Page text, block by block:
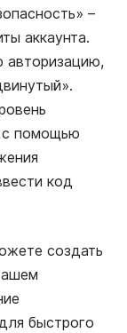
–
аккаунта.
авторизацию,
с помощью
код
создать
быстрого